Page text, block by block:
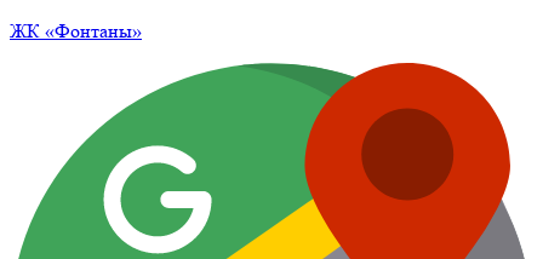
ЖК «Фонтаны»